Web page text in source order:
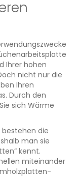
Ihrer hohen
nicht nur die
Ihren
Durch den
sich Wärme
die
man sie
kennt.
miteinander